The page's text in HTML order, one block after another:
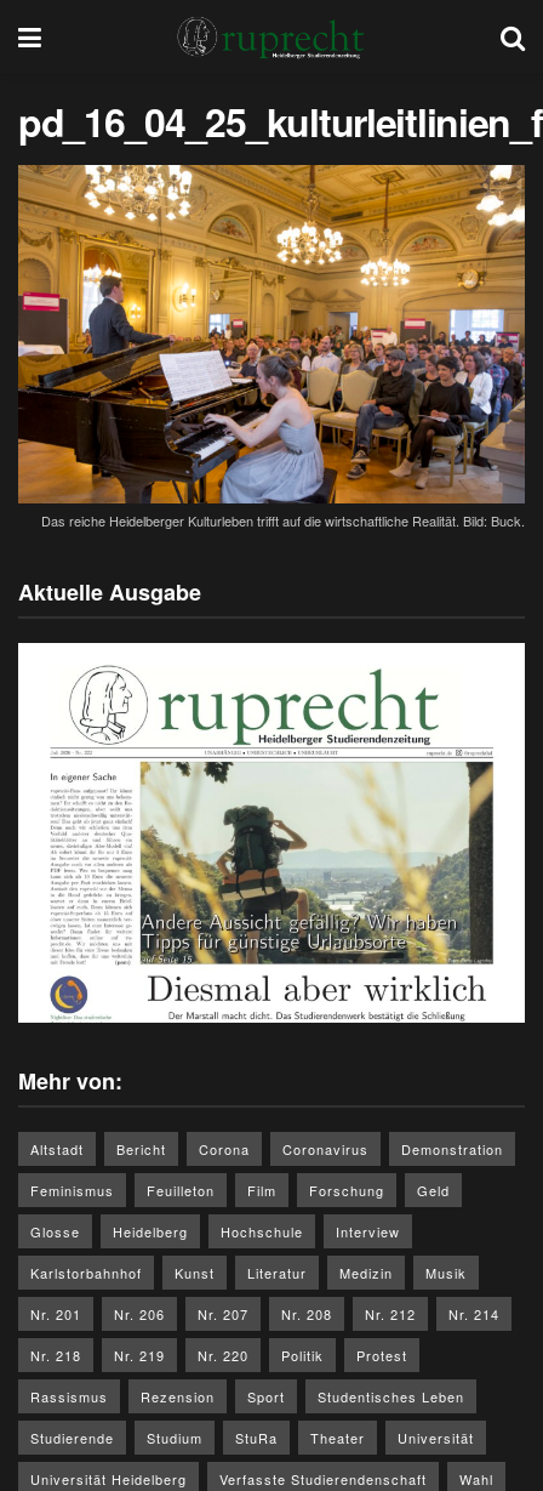
Das reiche Heidelberger Kulturleben trifft auf die wirtschaftliche Realität. Bild: Buck.
Aktuelle Ausgabe
Mehr von:
Altstadt Bericht Corona Coronavirus Demonstration
Feminismus Feuilleton Film Forschung Geld
Glosse Heidelberg Hochschule Interview
Karlstorbahnhof Kunst Literatur Medizin Musik
Nr. 201 Nr. 206 Nr. 207 Nr. 208 Nr. 212 Nr. 214
Nr. 218 Nr. 219 Nr. 220 Politik Protest
Rassismus Rezension Sport Studentisches Leben
Studierende Studium StuRa Theater Universität
Universität Heidelberg Verfasste Studierendenschaft Wahl